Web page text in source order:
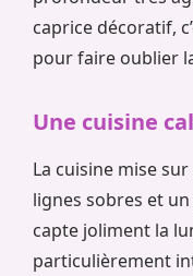
caprice décoratif,
pour faire oublier
Une cuisine
La cuisine mise
lignes sobres et
capte joliment la
particulièrement